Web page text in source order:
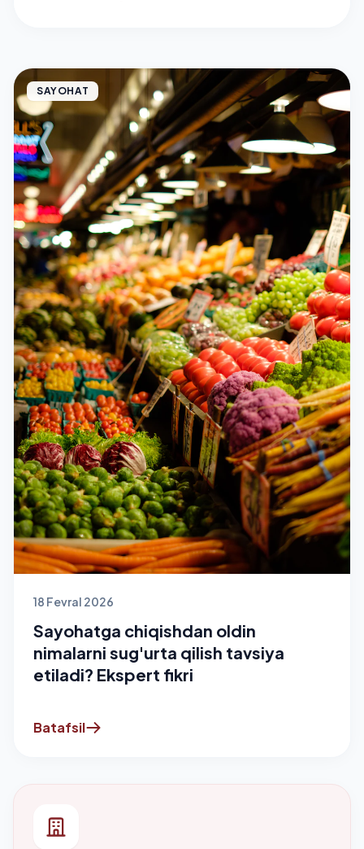
SAYOHAT
18 Fevral 2026
Sayohatga chiqishdan oldin
nimalarni sug'urta qilish tavsiya
etiladi? Ekspert fikri
Batafsil